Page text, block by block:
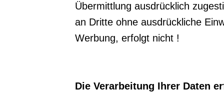
Übermittlung ausdrücklich
an Dritte ohne ausdrückliche
Werbung, erfolgt nicht !
Die Verarbeitung Ihrer Daten